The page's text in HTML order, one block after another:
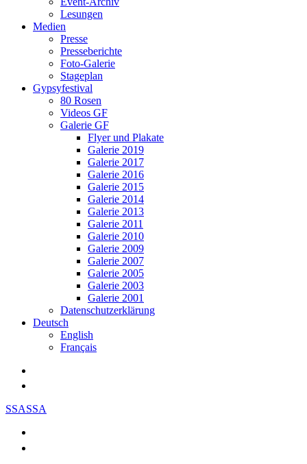
Lesungen
Medien
Presse
Presseberichte
Foto-Galerie
Stageplan
Gypsyfestival
80 Rosen
Videos GF
Galerie GF
Flyer und Plakate
Galerie 2019
Galerie 2017
Galerie 2016
Galerie 2015
Galerie 2014
Galerie 2013
Galerie 2011
Galerie 2010
Galerie 2009
Galerie 2007
Galerie 2005
Galerie 2003
Galerie 2001
Datenschutzerklärung
Deutsch
English
Français
SSASSA